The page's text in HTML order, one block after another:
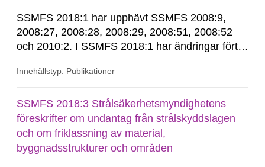
SSMFS 2018:1 har upphävt SSMFS 2008:9,
2008:27, 2008:28, 2008:29, 2008:51, 2008:52
och 2010:2. I SSMFS 2018:1 har ändringar förts
SSMFS 2022:14, SSMFS 2024:2 och SSMFS
Innehållstyp: Publikationer
SSMFS 2018:3 Strålsäkerhetsmyndighetens
föreskrifter om undantag från strålskyddslagen
och om friklassning av material,
byggnadsstrukturer och områden